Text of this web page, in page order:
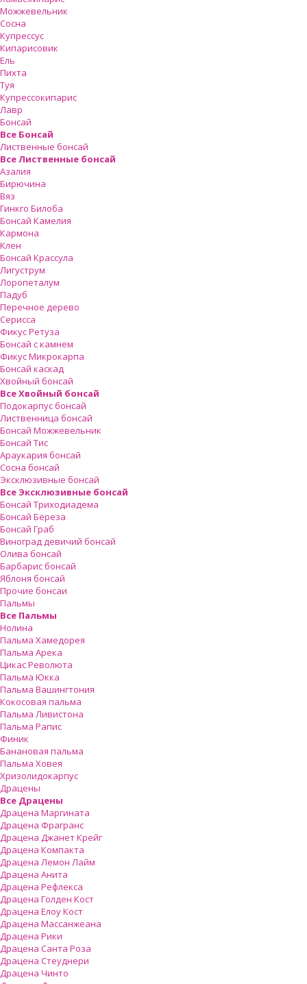
Можжевельник
Сосна
Купрессус
Кипарисовик
Ель
Пихта
Туя
Купрессокипарис
Лавр
Бонсай
Все Бонсай
Лиственные бонсай
Все Лиственные бонсай
Азалия
Бирючина
Вяз
Гинкго Билоба
Бонсай Камелия
Кармона
Клен
Бонсай Крассула
Лигуструм
Лоропеталум
Падуб
Перечное дерево
Серисса
Фикус Ретуза
Бонсай с камнем
Фикус Микрокарпа
Бонсай каскад
Хвойный бонсай
Все Хвойный бонсай
Подокарпус бонсай
Лиственница бонсай
Бонсай Можжевельник
Бонсай Тис
Араукария бонсай
Сосна бонсай
Эксклюзивные бонсай
Все Эксклюзивные бонсай
Бонсай Триходиадема
Бонсай Береза
Бонсай Граб
Виноград девичий бонсай
Олива бонсай
Барбарис бонсай
Яблоня бонсай
Прочие бонсаи
Пальмы
Все Пальмы
Нолина
Пальма Хамедорея
Пальма Арека
Цикас Революта
Пальмa Юкка
Пальма Вашингтония
Кокосовая пальма
Пальма Ливистона
Пальма Рапис
Финик
Банановая пальма
Пальма Ховея
Хризолидокарпус
Драцены
Все Драцены
Драцена Маргината
Драцена Фрагранс
Драцена Джанет Крейг
Драцена Компакта
Драцена Лемон Лайм
Драцена Анита
Драцена Рефлекса
Драцена Голден Кост
Драцена Елоу Кост
Драцена Массанжеана
Драцена Рики
Драцена Санта Роза
Драцена Стеуднери
Драцена Чинто